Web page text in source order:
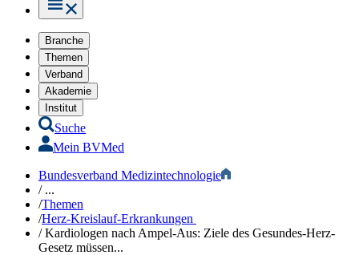
Branche
Themen
Verband
Akademie
Institut
Suche
Mein BVMed
Bundesverband Medizintechnologie
/...
/Themen
/Herz-Kreislauf-Erkrankungen ​
/Kardiologen nach Ampel-Aus: Ziele des Gesundes-Herz-
Gesetz müssen...